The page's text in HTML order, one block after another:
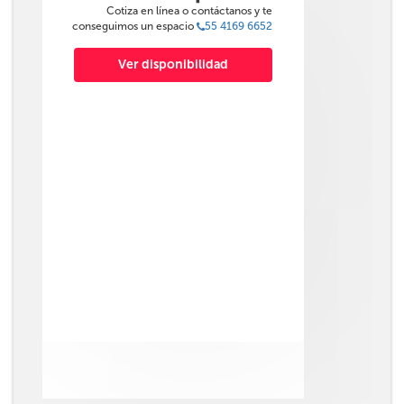
Cotiza en línea o contáctanos y te
conseguimos un espacio
55 4169 6652
Ver disponibilidad